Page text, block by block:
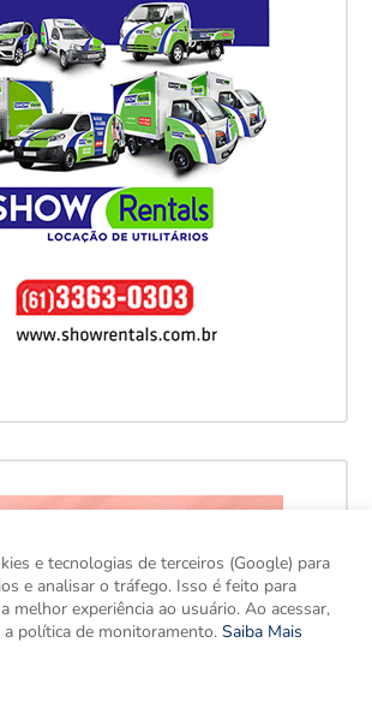
e tecnologias de terceiros (Google) para
e analisar o tráfego. Isso é feito para
melhor experiência ao usuário. Ao acessar,
a política de monitoramento. Saiba Mais